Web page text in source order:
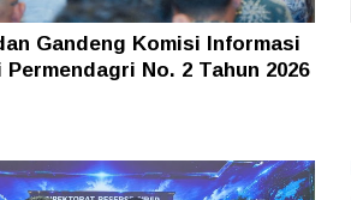
Gandeng Komisi Informasi
No. 2 Tahun 2026